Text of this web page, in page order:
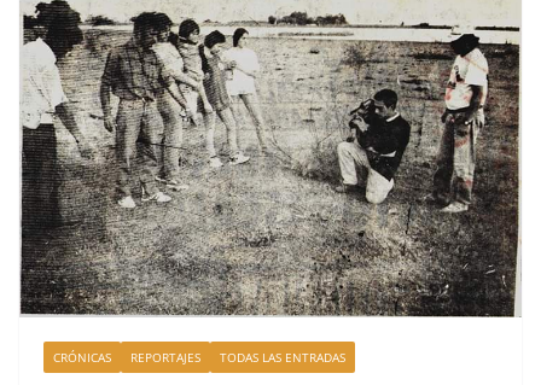
CRÓNICAS REPORTAJES TODAS LAS ENTRADAS